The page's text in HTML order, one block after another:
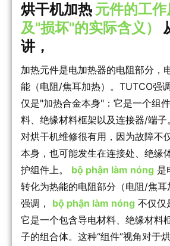
烘干机加热 元件的工
及"损坏"的实际含义）
讲，
加热元件是电加热器的电阻部分，
能（电阻/焦耳加热）。TUTCO强
仅是"加热合金本身"：它是一个组
料、绝缘材料框架以及连接器/端子
对烘干机维修很有用，因为故障不
本身，也可能发生在连接处、绝缘
护组件上。 bộ phận làm nóng 是
转化为热能的电阻部分（电阻/焦
强调， bộ phận làm nóng 不仅仅
它是一个包含导电材料、绝缘材料
子的组合体。这种“组件”视角对于